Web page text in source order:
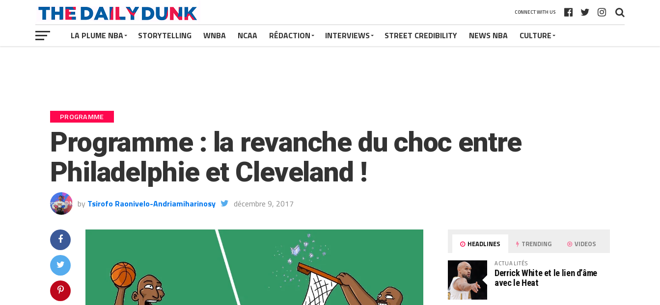
CONNECT WITH US
LA PLUME NBA STORYTELLING WNBA NCAA RÉDACTION INTERVIEWS STREET CREDIBILITY NEWS NBA CULTURE
PROGRAMME
Programme : la revanche du choc entre
Philadelphie et Cleveland !
by Tsirofo Raonivelo-Andriamiharinosy décembre 9, 2017
HEADLINES TRENDING VIDEOS
ACTUALITÉS
Derrick White et le lien d’âme
avec le Heat